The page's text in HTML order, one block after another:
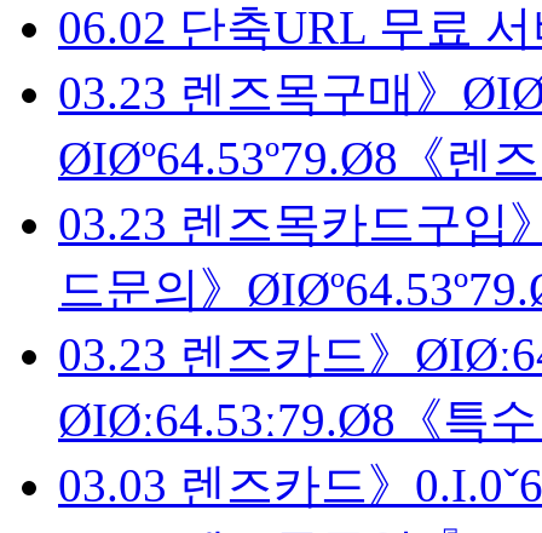
06.02 단축URL 무료
03.23 렌즈목구매》
ØIØº64.53º79.Ø8《렌
03.23 렌즈목카드구입
드문의》
03.23 렌즈카드》
ØIØː64.53ː79.Ø8《특
03.03 렌즈카드》